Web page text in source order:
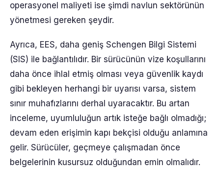
operasyonel maliyeti ise şimdi navlun sektörünün
yönetmesi gereken şeydir.
Ayrıca, EES, daha geniş Schengen Bilgi Sistemi
(SIS) ile bağlantılıdır. Bir sürücünün vize koşullarını
daha önce ihlal etmiş olması veya güvenlik kaydı
gibi bekleyen herhangi bir uyarısı varsa, sistem
sınır muhafızlarını derhal uyaracaktır. Bu artan
inceleme, uyumluluğun artık isteğe bağlı olmadığı;
devam eden erişimin kapı bekçisi olduğu anlamına
gelir. Sürücüler, geçmeye çalışmadan önce
belgelerinin kusursuz olduğundan emin olmalıdır.